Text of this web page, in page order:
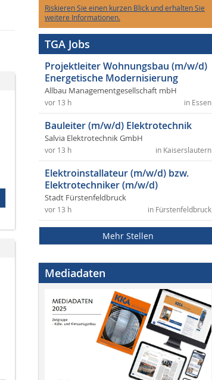
Riskieren Sie einen kurzen Blick und erhalten Sie
weitere Informationen.
TGA Jobs
Projektleiter Wohnungsbau (m/w/d)
Energetische Modernisierung
Allbau Managementgesellschaft mbH
in Essen
vor 13 h
Bauleiter (m/w/d) Elektrotechnik
Salvia Elektrotechnik GmbH
in Kaiserslautern
vor 13 h
Elektroinstallateur (m/w/d) bzw.
Elektrotechniker (m/w/d)
Stadt Fürstenfeldbruck
in Fürstenfeldbruck
vor 13 h
Mehr Stellen
Mediadaten